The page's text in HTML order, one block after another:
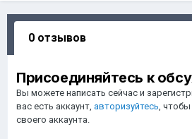
0 отзывов
Присоединяйтесь к
Вы можете написать сейчас и
вас есть аккаунт, авторизуйтесь ,
своего аккаунта.